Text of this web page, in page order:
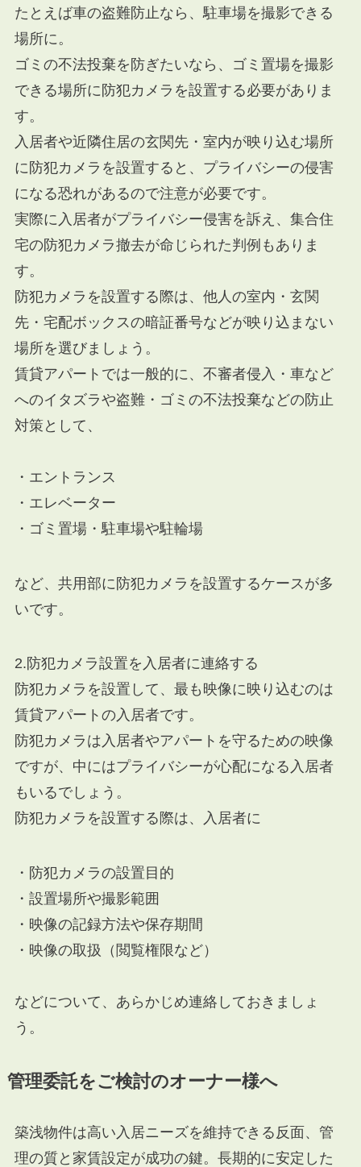
たとえば車の盗難防止なら、駐車場を撮影できる
場所に。
ゴミの不法投棄を防ぎたいなら、ゴミ置場を撮影
できる場所に防犯カメラを設置する必要がありま
す。
入居者や近隣住居の玄関先・室内が映り込む場所
に防犯カメラを設置すると、プライバシーの侵害
になる恐れがあるので注意が必要です。
実際に入居者がプライバシー侵害を訴え、集合住
宅の防犯カメラ撤去が命じられた判例もありま
す。
防犯カメラを設置する際は、他人の室内・玄関
先・宅配ボックスの暗証番号などが映り込まない
場所を選びましょう。
賃貸アパートでは一般的に、不審者侵入・車など
へのイタズラや盗難・ゴミの不法投棄などの防止
対策として、
・エントランス
・エレベーター
・ゴミ置場・駐車場や駐輪場
など、共用部に防犯カメラを設置するケースが多
いです。
2.防犯カメラ設置を入居者に連絡する
防犯カメラを設置して、最も映像に映り込むのは
賃貸アパートの入居者です。
防犯カメラは入居者やアパートを守るための映像
ですが、中にはプライバシーが心配になる入居者
もいるでしょう。
防犯カメラを設置する際は、入居者に
・防犯カメラの設置目的
・設置場所や撮影範囲
・映像の記録方法や保存期間
・映像の取扱（閲覧権限など）
などについて、あらかじめ連絡しておきましょ
う。
管理委託をご検討のオーナー様へ
築浅物件は高い入居ニーズを維持できる反面、管
理の質と家賃設定が成功の鍵。長期的に安定した